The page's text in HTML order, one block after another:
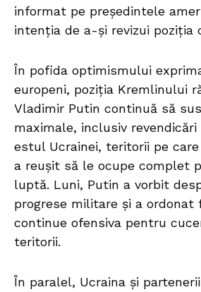
informat pe președintele
intenția de a-și revizui poziția
În pofida optimismului
europeni, poziția Kremlinului
Vladimir Putin continuă să
maximale, inclusiv
estul Ucrainei, teritorii pe
a reușit să le ocupe complet
luptă. Luni, Putin a vorbit
progrese militare și a ordonat
continue ofensiva pentru
teritorii.
În paralel, Ucraina și